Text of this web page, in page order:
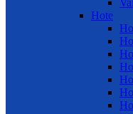
Hote